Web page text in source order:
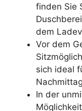
finden Sie
dem
Vor dem
sich ideal
In der